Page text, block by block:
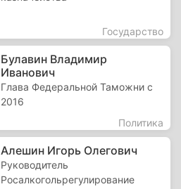
Государство
Булавин Владимир
Иванович
Глава Федеральной Таможни с
2016
Политика
Алешин Игорь Олегович
Руководитель
Росалкогольрегулирование